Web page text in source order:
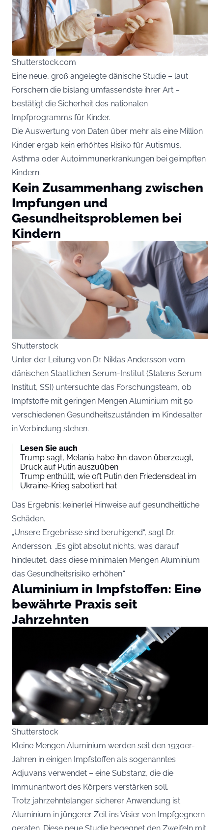
Shutterstock.com
Eine neue, groß angelegte dänische Studie – laut
Forschern die bislang umfassendste ihrer Art –
bestätigt die Sicherheit des nationalen
Impfprogramms für Kinder.
Die Auswertung von Daten über mehr als eine Million
Kinder ergab kein erhöhtes Risiko für Autismus,
Asthma oder Autoimmunerkrankungen bei geimpften
Kindern.
Kein Zusammenhang zwischen
Impfungen und
Gesundheitsproblemen bei
Kindern
Shutterstock
Unter der Leitung von Dr. Niklas Andersson vom
dänischen Staatlichen Serum-Institut (Statens Serum
Institut, SSI) untersuchte das Forschungsteam, ob
Impfstoffe mit geringen Mengen Aluminium mit 50
verschiedenen Gesundheitszuständen im Kindesalter
in Verbindung stehen.
Lesen Sie auch
Trump sagt, Melania habe ihn davon überzeugt,
Druck auf Putin auszuüben
Trump enthüllt, wie oft Putin den Friedensdeal im
Ukraine-Krieg sabotiert hat
Das Ergebnis: keinerlei Hinweise auf gesundheitliche
Schäden.
„Unsere Ergebnisse sind beruhigend“, sagt Dr.
Andersson. „Es gibt absolut nichts, was darauf
hindeutet, dass diese minimalen Mengen Aluminium
das Gesundheitsrisiko erhöhen.“
Aluminium in Impfstoffen: Eine
bewährte Praxis seit
Jahrzehnten
Shutterstock
Kleine Mengen Aluminium werden seit den 1930er-
Jahren in einigen Impfstoffen als sogenanntes
Adjuvans verwendet – eine Substanz, die die
Immunantwort des Körpers verstärken soll.
Trotz jahrzehntelanger sicherer Anwendung ist
Aluminium in jüngerer Zeit ins Visier von Impfgegnern